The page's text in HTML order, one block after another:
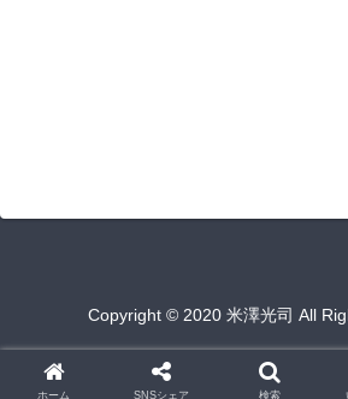
Copyright © 2020 米澤光司 All
ホーム SNSシェア 検索